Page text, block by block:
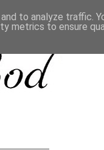
to analyze traffic.
metrics to ensure